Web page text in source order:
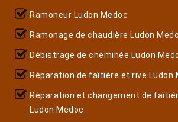
Ramoneur Ludon Medoc
Ramonage de chaudière Ludon
Débistrage de cheminée Ludon
Réparation de faîtière et rive Ludon
Réparation et changement de
Ludon Medoc